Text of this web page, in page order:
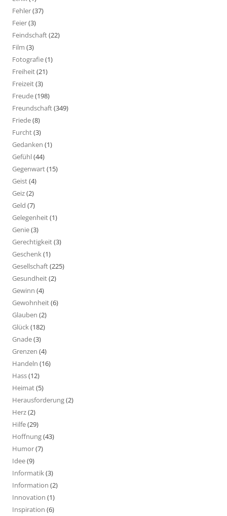
Fehler(37)
Feier(3)
Feindschaft(22)
Film (3)
Fotografie(1)
Freiheit(21)
Freizeit(3)
Freude(198)
Freundschaft(349)
Friede(8)
Furcht(3)
Gedanken (1)
Gefühl(44)
Gegenwart(15)
Geist(4)
Geiz(2)
Geld (7)
Gelegenheit(1)
Genie(3)
Gerechtigkeit(3)
Geschenk(1)
Gesellschaft(225)
Gesundheit(2)
Gewinn (4)
Gewohnheit(6)
Glauben (2)
Glück(182)
Gnade(3)
Grenzen (4)
Handeln (16)
Hass(12)
Heimat(5)
Herausforderung(2)
Herz(2)
Hilfe(29)
Hoffnung(43)
Humor(7)
Idee(9)
Informatik(3)
Information (2)
Innovation (1)
Inspiration (6)